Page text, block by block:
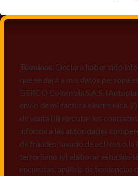
Términos: Declaro haber sido
que se dará a mis datos
DERCO Colombia S.A.S.
envío de mi factura electrónica,
de venta (ii) ejecutar los
informe a las autoridades
de fraudes, lavado de activos o la
terrorismo iv) elaborar estudios
encuestas, análisis de tendencias